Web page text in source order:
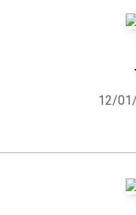
12/